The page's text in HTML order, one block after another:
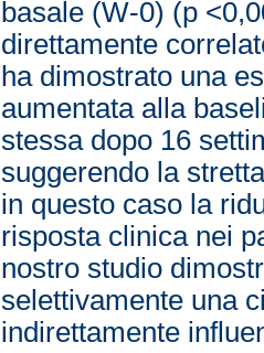
basale (W-0) (p
direttamente
ha dimostrato una
aumentata alla
stessa dopo 16
suggerendo la
in questo caso la
risposta clinica nei
nostro studio
selettivamente una
indirettamente